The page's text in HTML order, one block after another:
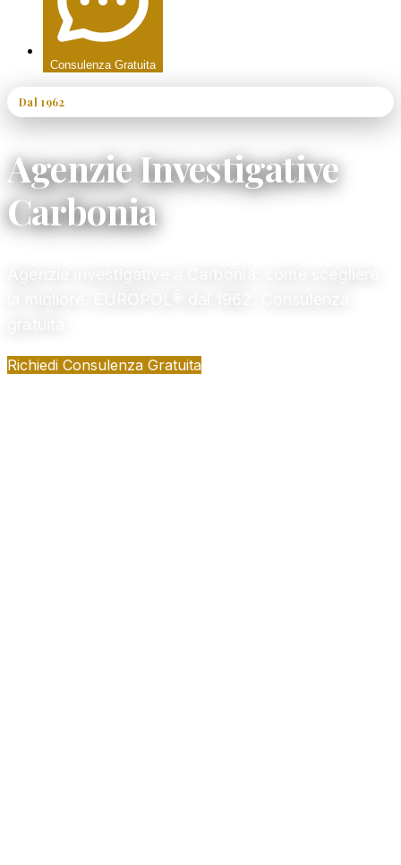
Consulenza Gratuita
Dal 1962
Agenzie Investigative
Carbonia
Richiedi Consulenza Gratuita